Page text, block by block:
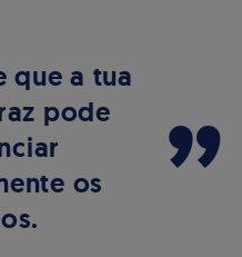
que a tua
pode
os
”